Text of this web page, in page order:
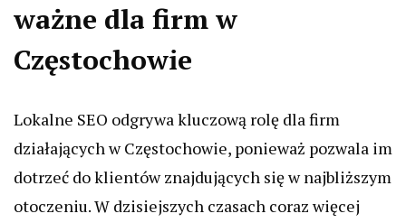
ważne dla firm w
Częstochowie
Lokalne SEO odgrywa kluczową rolę dla firm
działających w Częstochowie, ponieważ pozwala im
dotrzeć do klientów znajdujących się w najbliższym
otoczeniu. W dzisiejszych czasach coraz więcej